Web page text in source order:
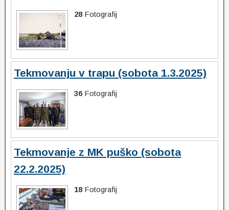
28 Fotografij
Tekmovanju v trapu (sobota 1.3.2025)
36Fotografij
Tekmovanje z MK puško (sobota
22.2.2025)
18 Fotografij